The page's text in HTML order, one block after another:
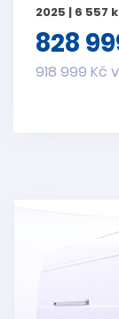
2025 | 6 557
828
918 999 Kč